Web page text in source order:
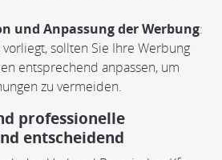
und Anpassung der Werbung:
vorliegt, sollten Sie Ihre Werbung
entsprechend anpassen, um
zu vermeiden.
professionelle
entscheidend